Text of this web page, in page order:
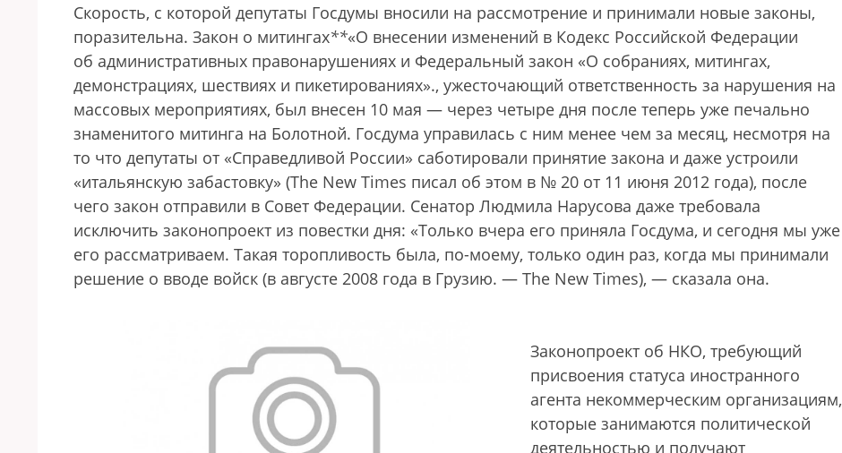
Скорость, с которой депутаты Госдумы вносили на рассмотрение и принимали новые законы,
поразительна. Закон о митингах**«О внесении изменений в Кодекс Российской Федерации
об административных правонарушениях и Федеральный закон «О собраниях, митингах,
демонстрациях, шествиях и пикетированиях»., ужесточающий ответственность за нарушения на
массовых мероприятиях, был внесен 10 мая — через четыре дня после теперь уже печально
знаменитого митинга на Болотной. Госдума управилась с ним менее чем за месяц, несмотря на
то что депутаты от «Справедливой России» саботировали принятие закона и даже устроили
«итальянскую забастовку» (The New Times писал об этом в № 20 от 11 июня 2012 года), после
чего закон отправили в Совет Федерации. Сенатор Людмила Нарусова даже требовала
исключить законопроект из повестки дня: «Только вчера его приняла Госдума, и сегодня мы уже
его рассматриваем. Такая торопливость была, по-моему, только один раз, когда мы принимали
решение о вводе войск (в августе 2008 года в Грузию. — The New Times), — сказала она.
Законопроект об НКО, требующий
присвоения статуса иностранного
агента некоммерческим организациям,
которые занимаются политической
деятельностью и получают